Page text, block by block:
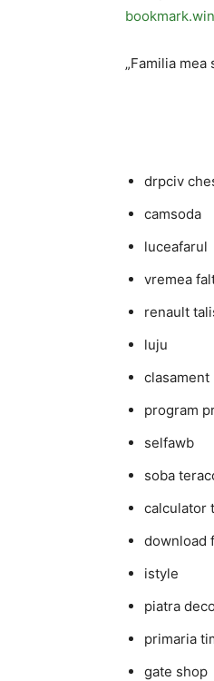
bookmark.win
„Familia
drpciv
camsoda
luceafarul
vremea
renault
luju
clasament
program
selfawb
soba
calculator
download
istyle
piatra
primaria
gate shop